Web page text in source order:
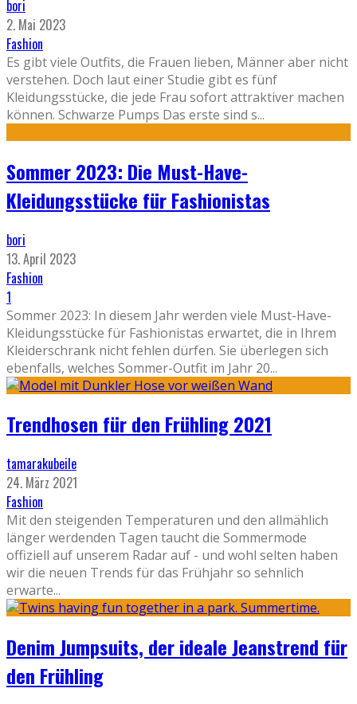
bori
2. Mai 2023
Fashion
Es gibt viele Outfits, die Frauen lieben, Männer aber nicht
verstehen. Doch laut einer Studie gibt es fünf
Kleidungsstücke, die jede Frau sofort attraktiver machen
können. Schwarze Pumps Das erste sind s...
Sommer 2023: Die Must-Have-
Kleidungsstücke für Fashionistas
bori
13. April 2023
Fashion
1
Sommer 2023: In diesem Jahr werden viele Must-Have-
Kleidungsstücke für Fashionistas erwartet, die in Ihrem
Kleiderschrank nicht fehlen dürfen. Sie überlegen sich
ebenfalls, welches Sommer-Outfit im Jahr 20...
Trendhosen für den Frühling 2021
tamarakubeile
24. März 2021
Fashion
Mit den steigenden Temperaturen und den allmählich
länger werdenden Tagen taucht die Sommermode
offiziell auf unserem Radar auf - und wohl selten haben
wir die neuen Trends für das Frühjahr so sehnlich
erwarte...
Denim Jumpsuits, der ideale Jeanstrend für
den Frühling